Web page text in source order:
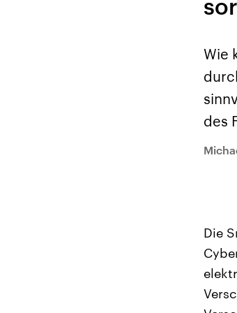
Hintergründe
Vereinigten
den
Ländern der
großem
aktuelle
Wie
des
Die